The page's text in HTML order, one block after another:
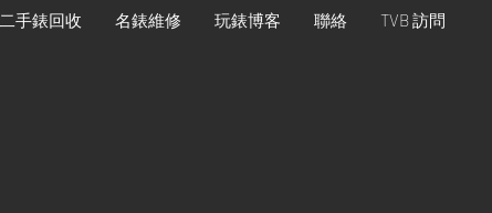
二手錶回收 名錶維修 玩錶博客 聯絡 TVB 訪問